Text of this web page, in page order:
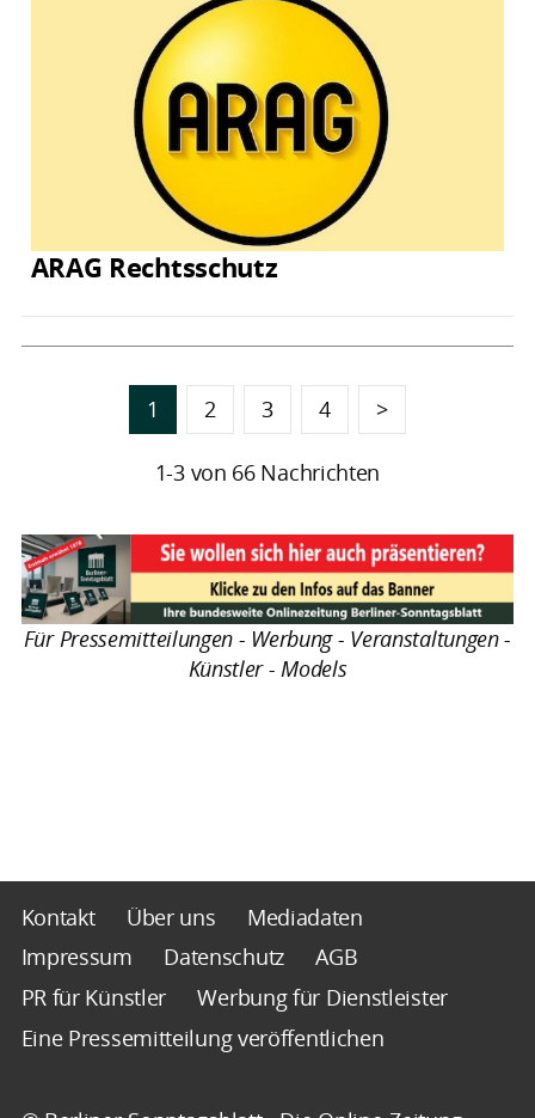
ARAG Rechtsschutz
1 2 3 4 >
1-3 von 66 Nachrichten
Für Pressemitteilungen - Werbung - Veranstaltungen -
Künstler - Models
Kontakt Über uns
Mediadaten
Impressum
Datenschutz
AGB
PR für Künstler
Werbung für Dienstleister
Eine Pressemitteilung veröffentlichen